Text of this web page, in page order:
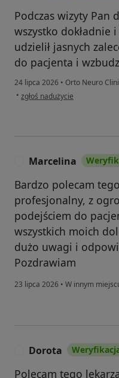
Podczas wizyty Pan
wszystko dokładnie
udzielił jasnych
do pacjenta i
24 lipca 2026 • Orto Neuro
• w opinii użytkownika RP
zgłoś nadużycie
Marcelina
Bardzo polecam
profesjonalny, z
podejściem do
wszystkich moich
dużo uwagi i
Pozdrawiam
23 lipca 2026 • W innym
Dorota
Polecam tego